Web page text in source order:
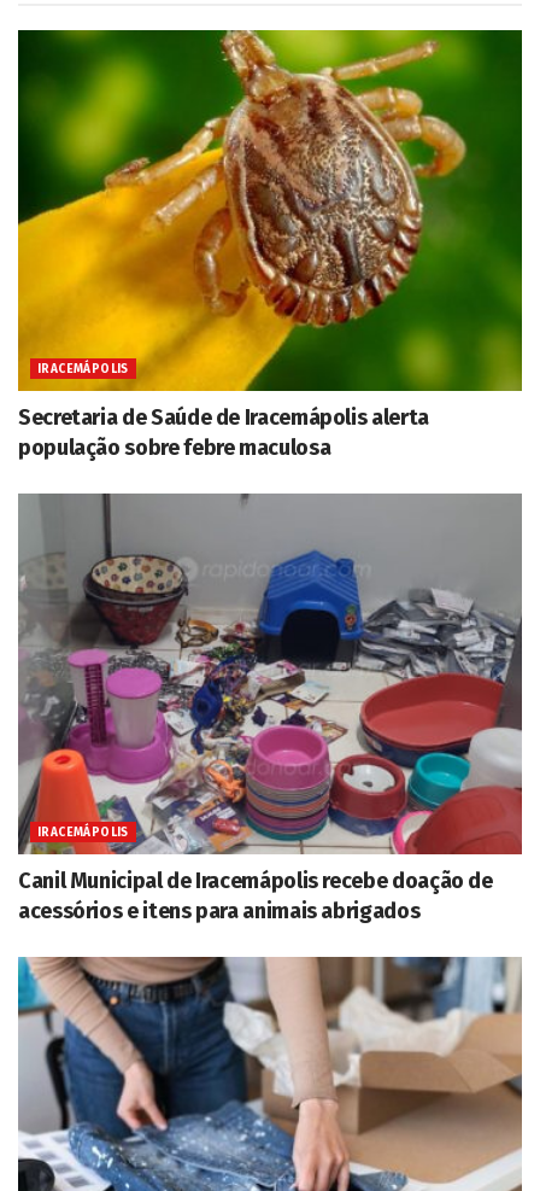
IRACEMÁPOLIS
Secretaria de Saúde de Iracemápolis alerta
população sobre febre maculosa
IRACEMÁPOLIS
Canil Municipal de Iracemápolis recebe doação de
acessórios e itens para animais abrigados